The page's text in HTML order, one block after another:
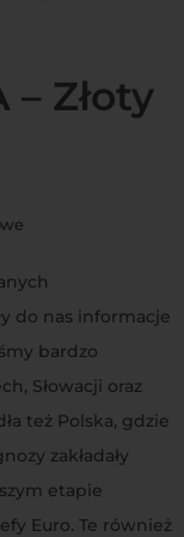
Złoty
do nas informacje
bardzo
Słowacji oraz
też Polska, gdzie
zakładały
etapie
Euro. Te również